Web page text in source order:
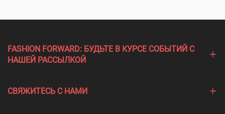
FASHION FORWARD: БУДЬТЕ В КУРСЕ СОБЫТИЙ С
НАШЕЙ РАССЫЛКОЙ
СВЯЖИТЕСЬ С НАМИ